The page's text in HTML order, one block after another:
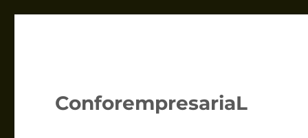
ConforempresariaL